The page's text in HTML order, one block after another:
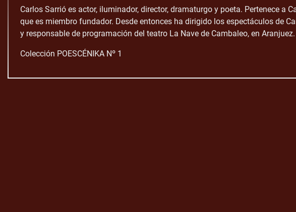
Carlos Sarrió es actor, iluminador, director, dramaturgo y poeta. Pertenece a
que es miembro fundador. Desde entonces ha dirigido los espectáculos de
y responsable de programación del teatro La Nave de Cambaleo, en Aranjuez.
Colección POESCÉNIKA Nº 1